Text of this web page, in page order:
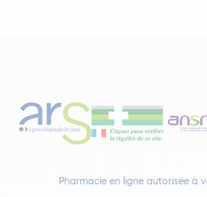
Pharmacie en ligne autorisée à